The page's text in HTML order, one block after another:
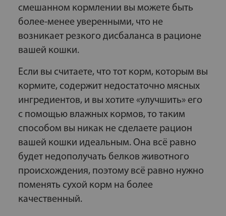
смешанном кормлении вы можете быть
более-менее уверенными, что не
возникает резкого дисбаланса в рационе
вашей кошки.
Если вы считаете, что тот корм, которым вы
кормите, содержит недостаточно мясных
ингредиентов, и вы хотите «улучшить» его
с помощью влажных кормов, то таким
способом вы никак не сделаете рацион
вашей кошки идеальным. Она всё равно
будет недополучать белков животного
происхождения, поэтому всё равно нужно
поменять сухой корм на более
качественный.